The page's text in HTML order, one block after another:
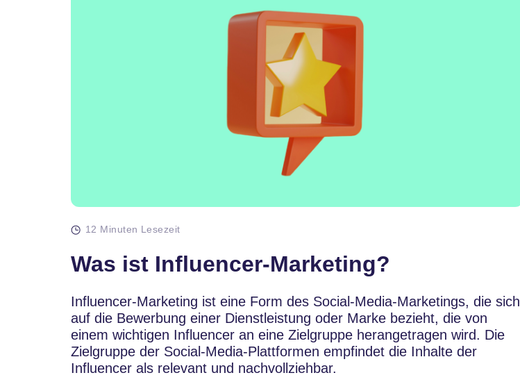
12 Minuten Lesezeit
Was ist Influencer-Marketing?
Influencer-Marketing ist eine Form des Social-Media-Marketings, die sich
auf die Bewerbung einer Dienstleistung oder Marke bezieht, die von
einem wichtigen Influencer an eine Zielgruppe herangetragen wird. Die
Zielgruppe der Social-Media-Plattformen empfindet die Inhalte der
Influencer als relevant und nachvollziehbar.